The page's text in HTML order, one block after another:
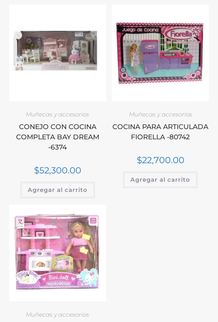
Muñecas y accesorios
CONEJO CON COCINA
COMPLETA BAY DREAM
-6374
$52,300.00
Agregar al carrito
Muñecas y accesorios
COCINA PARA ARTICULADA
FIORELLA -80742
$22,700.00
Agregar al carrito
Muñecas y accesorios